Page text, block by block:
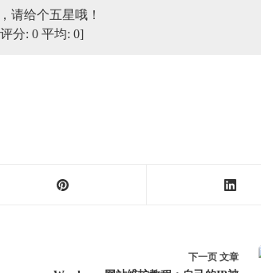
请给个五星哦！
分: 0平均: 0]
下一页 文章